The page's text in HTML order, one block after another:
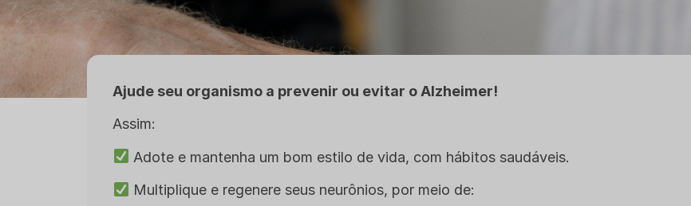
Ajude seu organismo a prevenir ou evitar o Alzheimer!
Assim:
Adote e mantenha um bom estilo de vida, com hábitos saudáveis.
Multiplique e regenere seus neurônios, por meio de: